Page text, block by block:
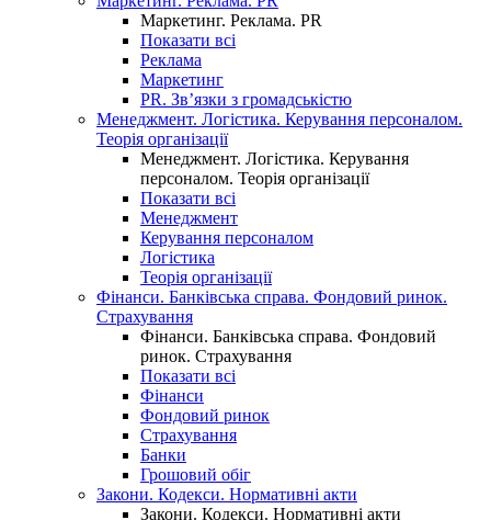
Маркетинг. Реклама. PR
Показати всі
Реклама
Маркетинг
PR. Зв’язки з громадськістю
Менеджмент. Логістика. Керування персоналом.
Теорія організації
Менеджмент. Логістика. Керування
персоналом. Теорія організації
Показати всі
Менеджмент
Керування персоналом
Логістика
Теорія організації
Фінанси. Банківська справа. Фондовий ринок.
Страхування
Фінанси. Банківська справа. Фондовий
ринок. Страхування
Показати всі
Фінанси
Фондовий ринок
Страхування
Банки
Грошовий обіг
Закони. Кодекси. Нормативні акти
Закони. Кодекси. Нормативні акти